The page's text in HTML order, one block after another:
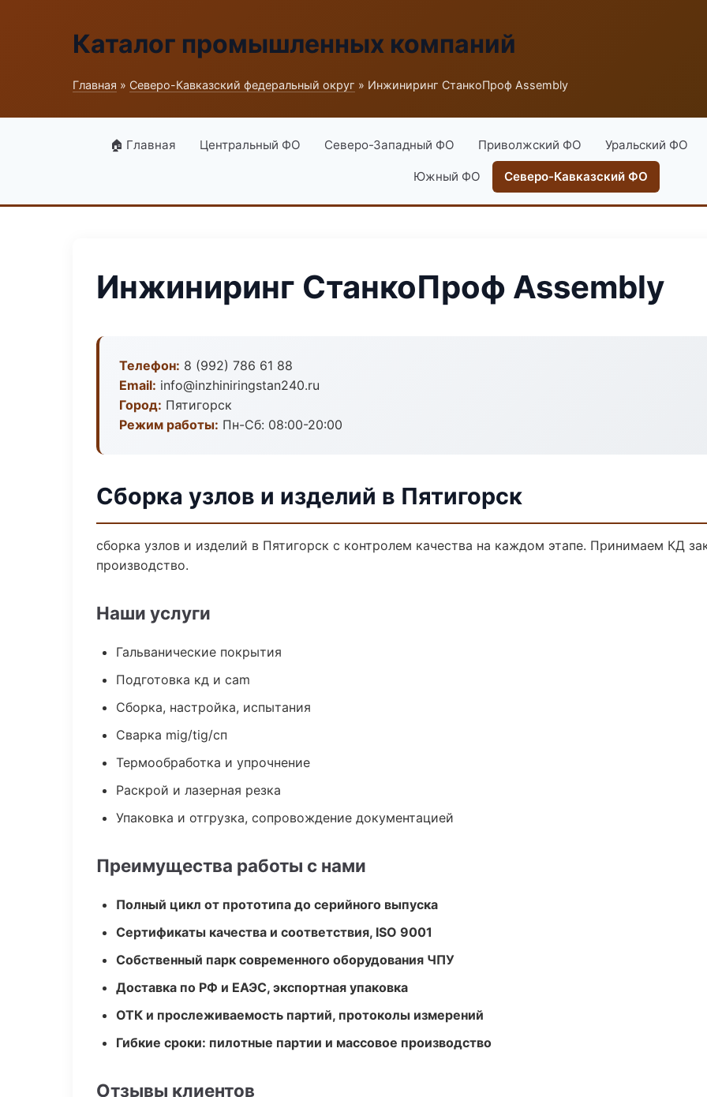
Каталог промышленных компаний
Главная » Северо-Кавказский федеральный округ » Инжиниринг СтанкоПроф Assembly
🏠 Главная Центральный ФО Северо-Западный ФО Приволжский ФО Уральский ФО
Южный ФО Северо-Кавказский ФО
Инжиниринг СтанкоПроф Assembly
Телефон: 8 (992) 786 61 88
Email: info@inzhiniringstan240.ru
Город: Пятигорск
Режим работы: Пн-Сб: 08:00-20:00
Сборка узлов и изделий в Пятигорск
сборка узлов и изделий в Пятигорск с контролем качества на каждом этапе. Принимаем КД
производство.
Наши услуги
Гальванические покрытия
Подготовка кд и cam
Сборка, настройка, испытания
Сварка mig/tig/сп
Термообработка и упрочнение
Раскрой и лазерная резка
Упаковка и отгрузка, сопровождение документацией
Преимущества работы с нами
Полный цикл от прототипа до серийного выпуска
Сертификаты качества и соответствия, ISO 9001
Собственный парк современного оборудования ЧПУ
Доставка по РФ и ЕАЭС, экспортная упаковка
ОТК и прослеживаемость партий, протоколы измерений
Гибкие сроки: пилотные партии и массовое производство
Отзывы клиентов